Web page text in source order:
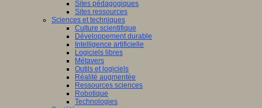
Sites pédagogiques
Sites ressources
Sciences et techniques
Culture scientifique
Développement durable
Intelligence artificielle
Logiciels libres
Métavers
Outils et logiciels
Réalité augmentée
Ressources sciences
Robotique
Technologies